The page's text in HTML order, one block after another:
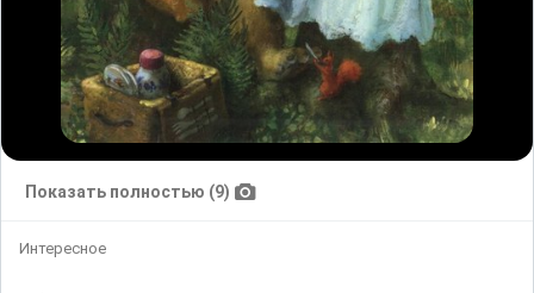
Показать полностью (9)
Интересное